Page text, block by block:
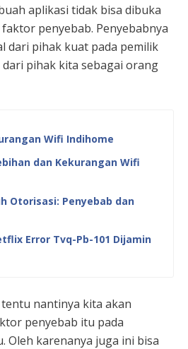
aplikasi tidak bisa dibuka
penyebab. Penyebabnya
dari pihak kuat pada pemilik
pihak kita sebagai orang
Wifi Indihome
dan Kekurangan Wifi
Otorisasi: Penyebab dan
Error Tvq-Pb-101 Dijamin
nantinya kita akan
penyebab itu pada
Oleh karenanya juga ini bisa